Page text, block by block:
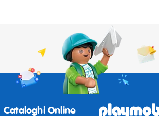
Cataloghi Online